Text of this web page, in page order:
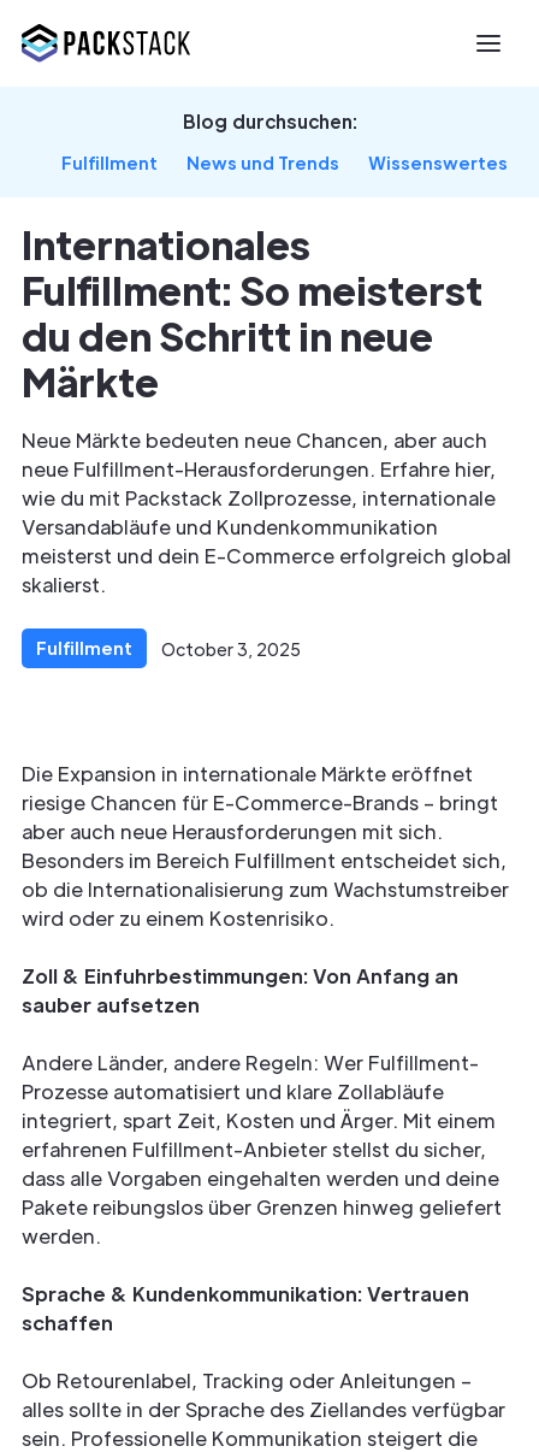
Blog durchsuchen:
Fulfillment News und Trends Wissenswertes
Internationales
Fulfillment: So meisterst
du den Schritt in neue
Märkte
Neue Märkte bedeuten neue Chancen, aber auch
neue Fulfillment-Herausforderungen. Erfahre hier,
wie du mit Packstack Zollprozesse, internationale
Versandabläufe und Kundenkommunikation
meisterst und dein E-Commerce erfolgreich global
skalierst.
Fulfillment October 3, 2025
Die Expansion in internationale Märkte eröffnet
riesige Chancen für E-Commerce-Brands – bringt
aber auch neue Herausforderungen mit sich.
Besonders im Bereich Fulfillment entscheidet sich,
ob die Internationalisierung zum Wachstumstreiber
wird oder zu einem Kostenrisiko.
Zoll & Einfuhrbestimmungen: Von Anfang an
sauber aufsetzen
Andere Länder, andere Regeln: Wer Fulfillment-
Prozesse automatisiert und klare Zollabläufe
integriert, spart Zeit, Kosten und Ärger. Mit einem
erfahrenen Fulfillment-Anbieter stellst du sicher,
dass alle Vorgaben eingehalten werden und deine
Pakete reibungslos über Grenzen hinweg geliefert
werden.
Sprache & Kundenkommunikation: Vertrauen
schaffen
Ob Retourenlabel, Tracking oder Anleitungen –
alles sollte in der Sprache des Ziellandes verfügbar
sein. Professionelle Kommunikation steigert die